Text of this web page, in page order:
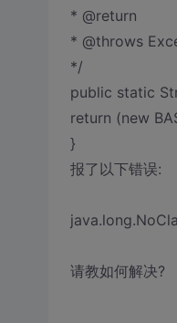
* @return
* @throws
*/
public static
return (new
}
报了以下错误:
请教如何解决?